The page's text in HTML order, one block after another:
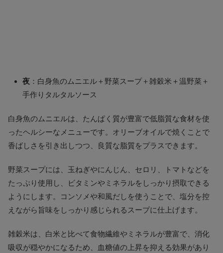
夜 ：白身魚のムニエル＋野菜スープ＋雑穀米＋温野菜＋
手作りタルタルソース
白身魚のムニエルは、たんぱく質が豊富で低脂質な食材を使
ったヘルシーなメニューです。オリーブオイルで焼くことで
香ばしさを引き出しつつ、良質な脂質をプラスできます。
野菜スープには、玉ねぎやにんじん、セロリ、トマトなどを
たっぷり使用し、ビタミンやミネラルをしっかり摂取できる
ようにします。コンソメや和風だしを使うことで、塩分を控
えながら旨味をしっかり感じられるスープに仕上げます。
雑穀米は、白米と比べて食物繊維やミネラルが豊富で、消化
吸収が穏やかになるため、血糖値の上昇を抑える効果があり